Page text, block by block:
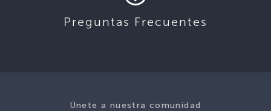
Preguntas Frecuentes
Únete a nuestra comunidad